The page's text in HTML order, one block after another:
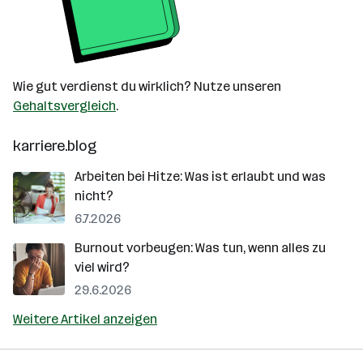
Wie gut verdienst du wirklich? Nutze unseren
Gehaltsvergleich.
karriere.blog
Arbeiten bei Hitze: Was ist erlaubt und was
nicht?
6.7.2026
Burnout vorbeugen: Was tun, wenn alles zu
viel wird?
29.6.2026
Weitere Artikel anzeigen